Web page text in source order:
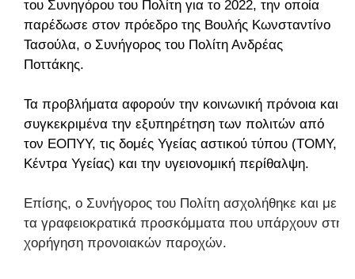
του Συνηγόρου του Πολίτη για το 2022, την οποία
παρέδωσε στον πρόεδρο της Βουλής Κωνσταντίνο
Τασούλα, ο Συνήγορος του Πολίτη Ανδρέας
Ποττάκης.
Τα προβλήματα αφορούν την κοινωνική πρόνοια και
συγκεκριμένα την εξυπηρέτηση των πολιτών από
τον ΕΟΠΥΥ, τις δομές Υγείας αστικού τύπου (ΤΟΜΥ,
Κέντρα Υγείας) και την υγειονομική περίθαλψη.
Επίσης, ο Συνήγορος του Πολίτη ασχολήθηκε και με
τα γραφειοκρατικά προσκόμματα που υπάρχουν στη
χορήγηση προνοιακών παροχών.